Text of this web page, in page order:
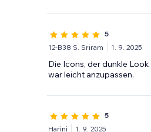
5
12-B38 S. Sriram
1. 9. 2025
Die Icons, der dunkle
war leicht anzupassen.
5
Harini
1. 9. 2025